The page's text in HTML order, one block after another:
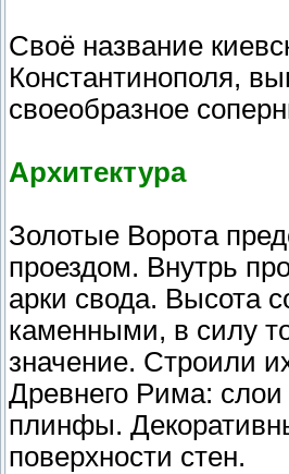
Своё название
Константинополя,
своеобразное
Архитектура
Золотые Ворота
проездом. Внутрь
арки свода. Высота
каменными, в силу
значение. Строили
Древнего Рима:
плинфы.
поверхности стен.